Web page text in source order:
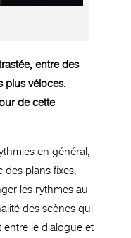
entre des
plus véloces.
de cette
en général,
des plans fixes,
les rythmes au
des scènes qui
entre le dialogue et